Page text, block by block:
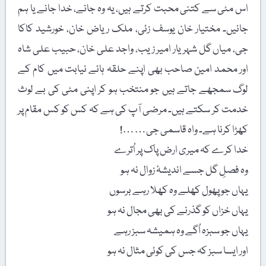
اس مٹی سے کتنی محبت کرتے ہیں، یہ وہ جانے، خدا جانے یا ہم
جانیں۔ مختیار خان یوسف زئی، ملک ریاض خان، خورشید کاکا
جی، میاں گل شہر یار امیر زیب، واجد علی خان، حبیب علی شاہ
اور محمد امین صاحب بھی اپنے حلقہ ہائے نیابت میں کام کے
لوگ سمجھے جاتے ہیں جو منتخب ہو کر اپنی مٹی کی بے لوث
خدمت کر سکتے ہیں۔ مرضی آپ کی ہے کہ کس کو کس مقام پر
کھڑا کرنا ہے۔ واہ قاسمی جی……!
خدا کرے کہ میری ارض پاک پر اُترے
وہ فصلِ گل جسے اندیشۂ زوال نہ ہو
یہاں جو پھول کھلے وہ کھلا رہے برسوں
یہاں خزاں کو گذرنے کی بھی مجال نہ ہو
یہاں جو سبزہ اُگے وہ ہمیشہ سبز رہے
اور ایسا سبز کہ جس کی کوئی مثال نہ ہو